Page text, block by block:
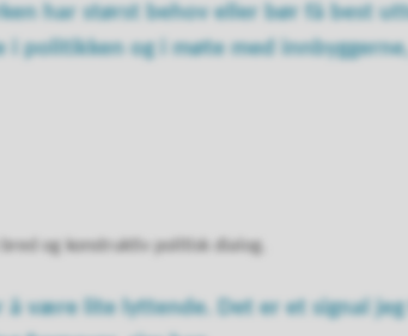
har størst behov eller bør få best
i politikken og i møte med
og konstruktiv politisk dialog.
være lite lyttende. Det er et signal